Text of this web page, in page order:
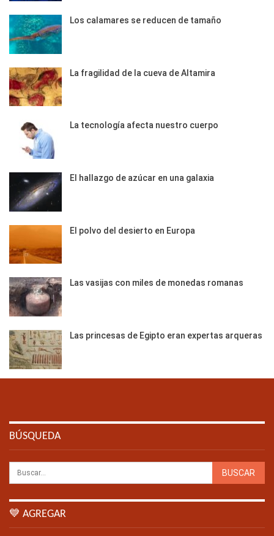
Los calamares se reducen de tamaño
La fragilidad de la cueva de Altamira
La tecnología afecta nuestro cuerpo
El hallazgo de azúcar en una galaxia
El polvo del desierto en Europa
Las vasijas con miles de monedas romanas
Las princesas de Egipto eran expertas arqueras
BÚSQUEDA
💙 AGREGAR